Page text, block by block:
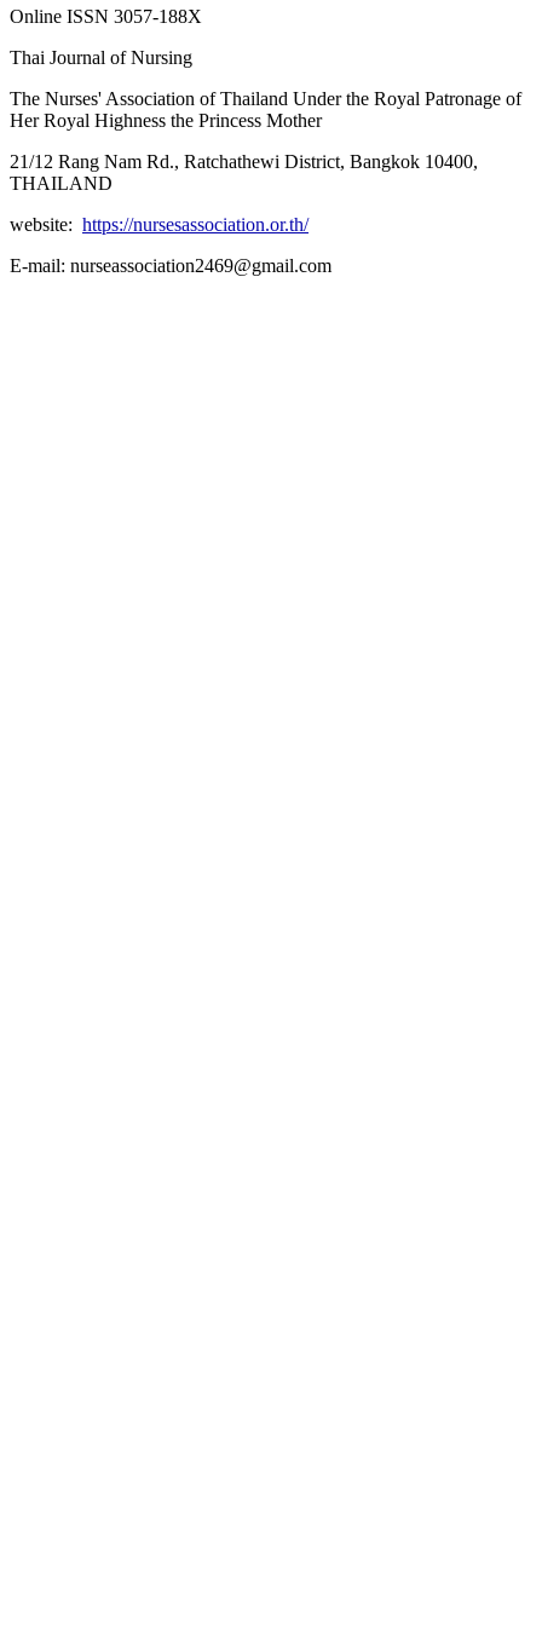
Online ISSN 3057-188X
Thai Journal of Nursing
The Nurses' Association of Thailand Under the Royal Patronage of
Her Royal Highness the Princess Mother
21/12 Rang Nam Rd., Ratchathewi District, Bangkok 10400,
THAILAND
website: https://nursesassociation.or.th/
E-mail: nurseassociation2469@gmail.com